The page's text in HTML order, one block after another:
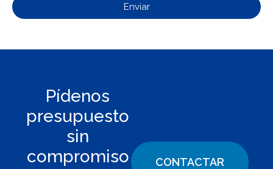
Enviar
Pídenos
presupuesto
sin
compromiso
CONTACTAR